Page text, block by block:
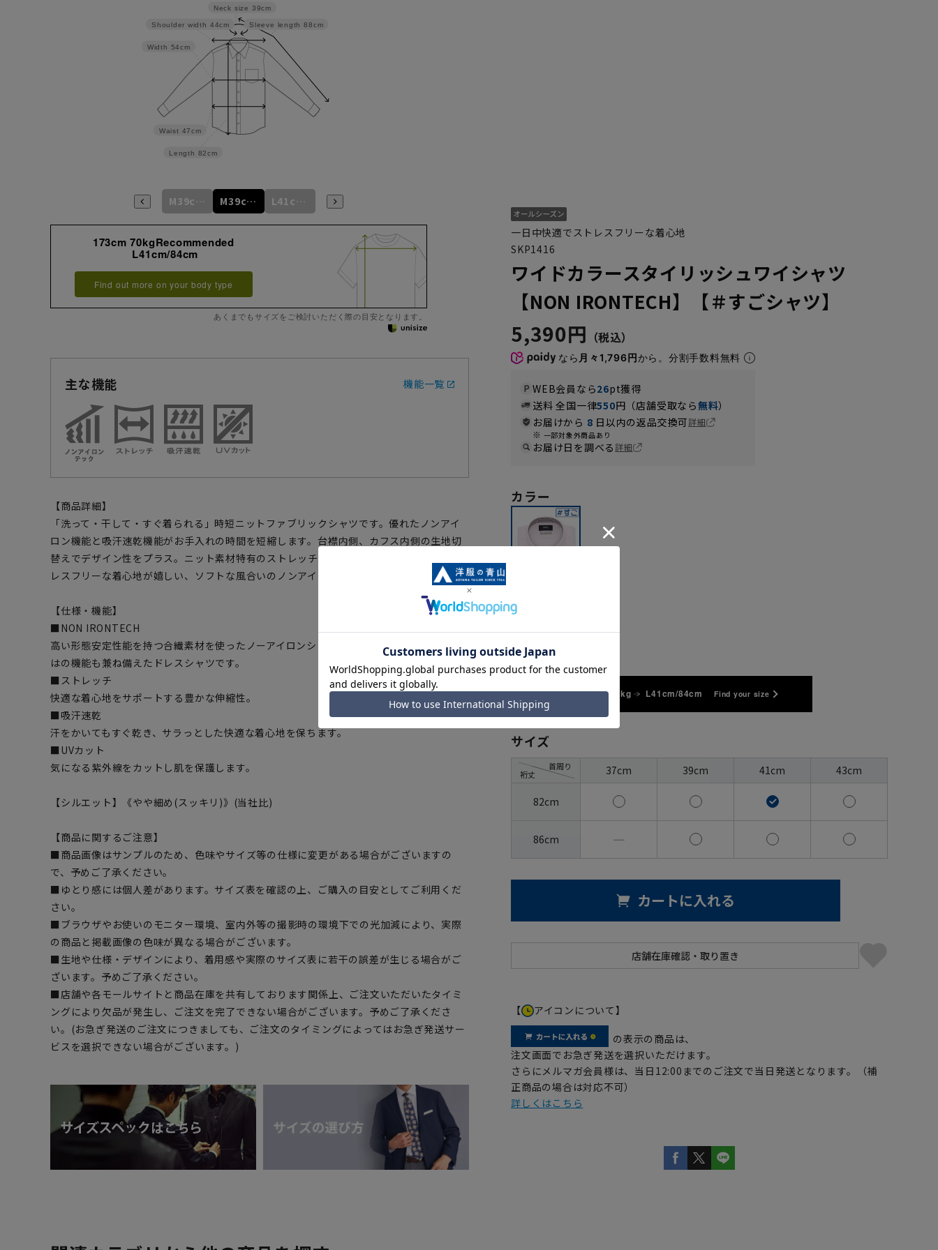
Sleeve length 88cm
Neck size 39cm
Length 82cm
Waist 47cm
Width 54cm
Shoulder width 44cm
M39cm/86cm M39cm/88cm L41cm/82cm
173cm 70kgRecommended
L41cm/84cm
Find out more on your body type
あくまでもサイズをご検討いただく際の目安となります。
主な機能 機能一覧
【商品詳細】
「洗って・干して・すぐ着られる」時短ニットファブリックシャツです。優れたノンアイ
ロン機能と吸汗速乾機能がお手入れの時間を短縮します。台襟内側、カフス内側の生地切
替えでデザイン性をプラス。ニット素材特有のストレッチ機能により、一日中快適でスト
レスフリーな着心地が嬉しい、ソフトな風合いのノンアイロンシャツです。
【仕様・機能】
■NON IRONTECH
高い形態安定性能を持つ合繊素材を使ったノーアイロンシャツ。進化した合成繊維ならで
はの機能も兼ね備えたドレスシャツです。
■ストレッチ
快適な着心地をサポートする豊かな伸縮性。
■吸汗速乾
汗をかいてもすぐ乾き、サラっとした快適な着心地を保ちます。
■UVカット
気になる紫外線をカットし肌を保護します。
【シルエット】《やや細め(スッキリ)》(当社比)
【商品に関するご注意】
■商品画像はサンプルのため、色味やサイズ等の仕様に変更がある場合がございますの
で、予めご了承ください。
■ゆとり感には個人差があります。サイズ表を確認の上、ご購入の目安としてご利用くだ
さい。
■ブラウザやお使いのモニター環境、室内外等の撮影時の環境下での光加減により、実際
の商品と掲載画像の色味が異なる場合がございます。
■生地や仕様・デザインにより、着用感や実際のサイズ表に若干の誤差が生じる場合がご
ざいます。予めご了承ください。
■店舗や各モールサイトと商品在庫を共有しております関係上、ご注文いただいたタイミ
ングにより欠品が発生し、ご注文を完了できない場合がございます。予めご了承くださ
い。(お急ぎ発送のご注文につきましても、ご注文のタイミングによってはお急ぎ発送サー
ビスを選択できない場合がございます。)
一日中快適でストレスフリーな着心地
SKP1416
ワイドカラースタイリッシュワイシャツ
【NON IRONTECH】【＃すごシャツ】
5,390円
なら 月々1,796円から。分割手数料無料
WEB会員なら26pt獲得
送料 全国一律550円（店舗受取なら無料）
お届けから 8 日以内の返品交換可詳細
一部対象外商品あり
お届け日を調べる詳細
カラー
ピンク
173cm / 70kg L41cm/84cm Find your size
サイズ
裄丈
首周り 37cm 39cm 41cm 43cm
82cm
86cm ―
カートに入れる
【 アイコンについて】
の表示の商品は、
注文画面でお急ぎ発送を選択いただけます。
さらにメルマガ会員様は、当日12:00までのご注文で当日発送となります。（補
正商品の場合は対応不可）
詳しくはこちら